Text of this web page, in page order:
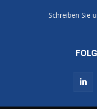
Schreiben Sie